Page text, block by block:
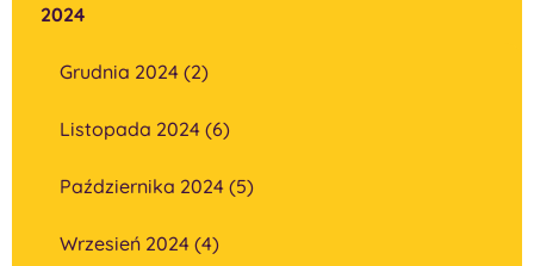
2024
Grudnia 2024 (2)
Listopada 2024 (6)
Października 2024 (5)
Wrzesień 2024 (4)